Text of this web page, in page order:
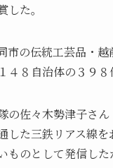
た。
市の伝統工芸品・
４８自治体の３９
の佐々木勢津子さ
した三鉄リアス線
ものとして発信した